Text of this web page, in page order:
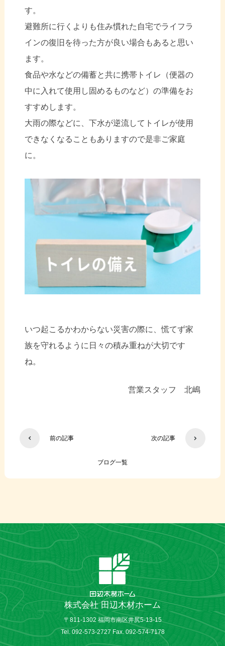
す。
避難所に行くよりも住み慣れた自宅でライフラ
インの復旧を待った方が良い場合もあると思い
ます。
食品や水などの備蓄と共に携帯トイレ（便器の
中に入れて使用し固めるものなど）の準備をお
すすめします。
大雨の際などに、下水が逆流してトイレが使用
できなくなることもありますので是非ご家庭
に。
いつ起こるかわからない災害の際に、慌てず家
族を守れるように日々の積み重ねが大切です
ね。
営業スタッフ 北嶋
前の記事
ブログ一覧
次の記事
株式会社 田辺木材ホーム
〒811-1302 福岡市南区井尻5-13-15
Tel. 092-573-2727 Fax. 092-574-7178